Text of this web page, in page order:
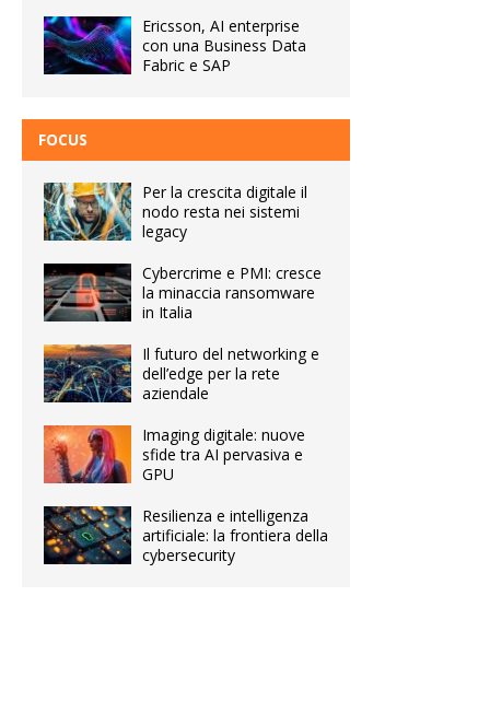
Ericsson, AI enterprise
con una Business Data
Fabric e SAP
FOCUS
Per la crescita digitale il
nodo resta nei sistemi
legacy
Cybercrime e PMI: cresce
la minaccia ransomware
in Italia
Il futuro del networking e
dell’edge per la rete
aziendale
Imaging digitale: nuove
sfide tra AI pervasiva e
GPU
Resilienza e intelligenza
artificiale: la frontiera della
cybersecurity